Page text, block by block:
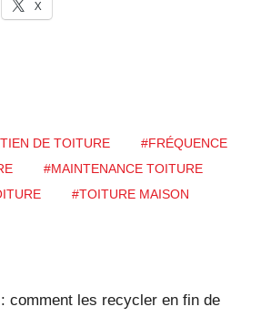
X
DE TOITURE
#FRÉQUENCE
#MAINTENANCE TOITURE
#TOITURE MAISON
comment les recycler en fin de